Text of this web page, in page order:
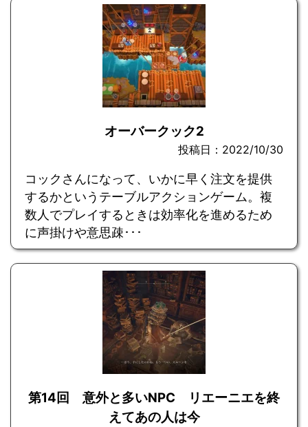
オーバークック2
投稿日：2022/10/30
コックさんになって、いかに早く注文を提供
するかというテーブルアクションゲーム。複
数人でプレイするときは効率化を進めるため
に声掛けや意思疎･･･
第14回 意外と多いNPC リエーニエを終
えてあの人は今